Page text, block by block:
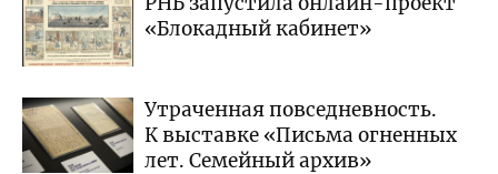
«Блокадный кабинет»
Утраченная повседневность.
К выставке «Письма огненных
лет. Семейный архив»